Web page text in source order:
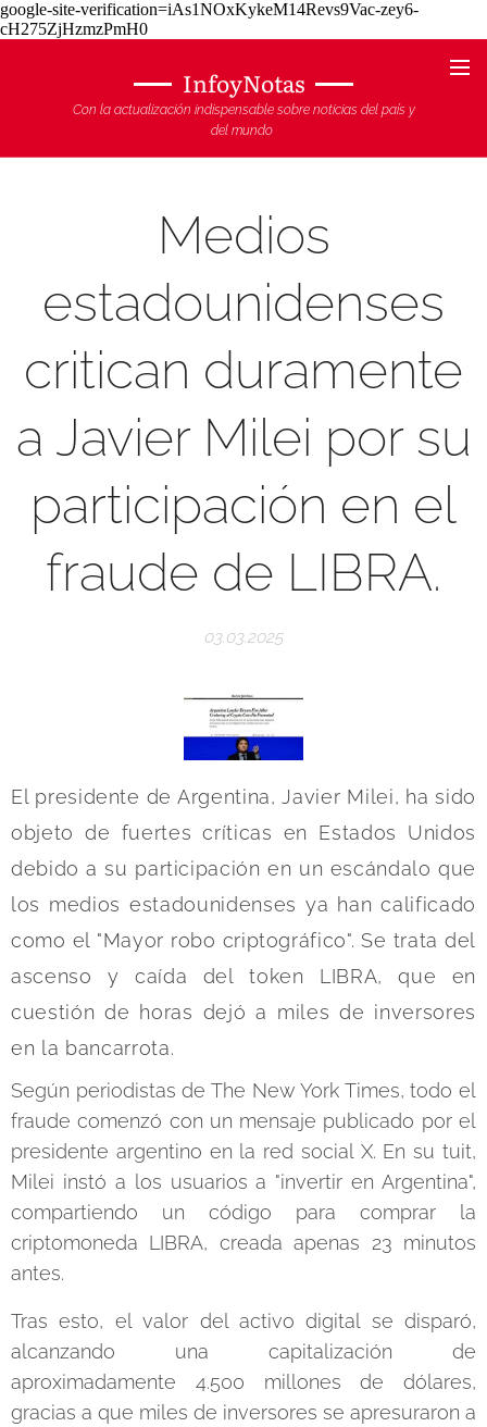
google-site-verification=iAs1NOxKykeM14Revs9Vac-zey6-
cH275ZjHzmzPmH0
InfoyNotas
Con la actualización indispensable sobre noticias del país y
del mundo
Medios
estadounidenses
critican duramente
a Javier Milei por su
participación en el
fraude de LIBRA.
03.03.2025
El presidente de Argentina, Javier Milei, ha sido
objeto de fuertes críticas en Estados Unidos
debido a su participación en un escándalo que
los medios estadounidenses ya han calificado
como el "Mayor robo criptográfico". Se trata del
ascenso y caída del token LIBRA, que en
cuestión de horas dejó a miles de inversores
en la bancarrota.
Según periodistas de The New York Times, todo el
fraude comenzó con un mensaje publicado por el
presidente argentino en la red social X. En su tuit,
Milei instó a los usuarios a "invertir en Argentina",
compartiendo un código para comprar la
criptomoneda LIBRA, creada apenas 23 minutos
antes.
Tras esto, el valor del activo digital se disparó,
alcanzando una capitalización de
aproximadamente 4.500 millones de dólares,
gracias a que miles de inversores se apresuraron a